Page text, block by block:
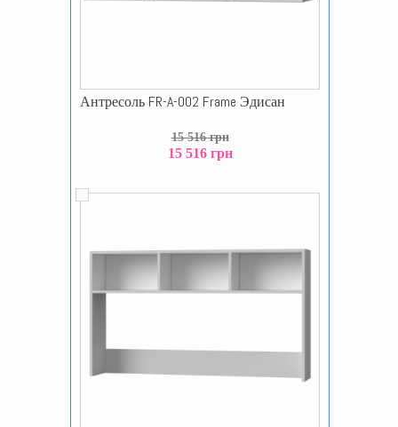
Антресоль FR-A-002 Frame Эдисан
15 516 грн
15 516 грн